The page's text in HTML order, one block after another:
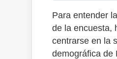
Para entender
de la encuesta,
centrarse en la
demográfica de